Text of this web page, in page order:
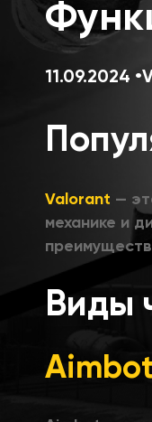
11.09.2024
Valorant —
механике и
Виды